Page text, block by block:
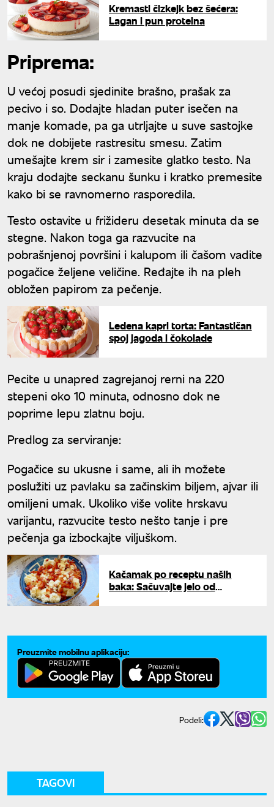
Kremasti čizkejk bez šećera:
Lagan i pun proteina
Priprema:
U većoj posudi sjedinite brašno, prašak za
pecivo i so. Dodajte hladan puter isečen na
manje komade, pa ga utrljajte u suve sastojke
dok ne dobijete rastresitu smesu. Zatim
umešajte krem sir i zamesite glatko testo. Na
kraju dodajte seckanu šunku i kratko premesite
kako bi se ravnomerno rasporedila.
Testo ostavite u frižideru desetak minuta da se
stegne. Nakon toga ga razvucite na
pobrašnjenoj površini i kalupom ili čašom vadite
pogačice željene veličine. Ređajte ih na pleh
obložen papirom za pečenje.
Ledena kapri torta: Fantastičan
spoj jagoda i čokolade
Pecite u unapred zagrejanoj rerni na 220
stepeni oko 10 minuta, odnosno dok ne
poprime lepu zlatnu boju.
Predlog za serviranje:
Pogačice su ukusne i same, ali ih možete
poslužiti uz pavlaku sa začinskim biljem, ajvar ili
omiljeni umak. Ukoliko više volite hrskavu
varijantu, razvucite testo nešto tanje i pre
pečenja ga izbockajte viljuškom.
Kačamak po receptu naših
baka: Sačuvajte jelo od
Preuzmite mobilnu aplikaciju:
Podeli:
TAGOVI